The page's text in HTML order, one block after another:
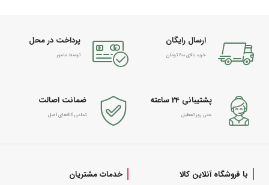
ارسال رایگان
خرید بالای 600 تومان
پرداخت در محل
توسط مامور
پشتیبانی 24 ساعته
حتی روز تعطیل
ضمانت اصالت
تمامی کالاهای اصل
با فروشگاه آنلاین کالا
خدمات مشتریان